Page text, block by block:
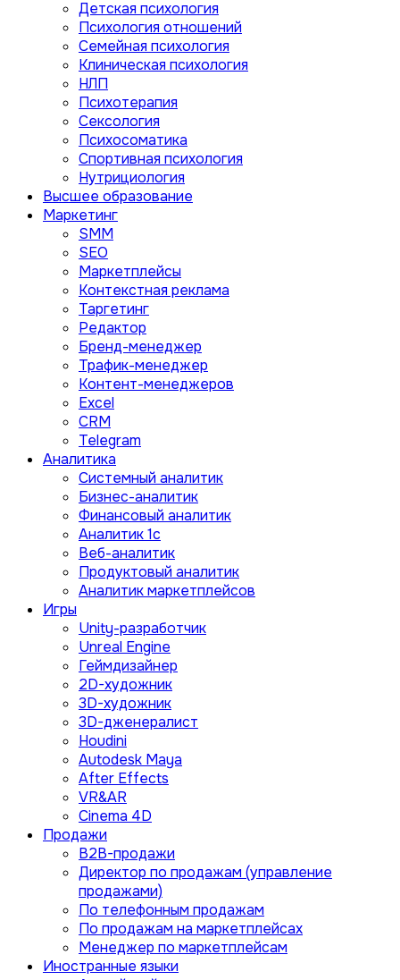
Детская психология
Психология отношений
Семейная психология
Клиническая психология
НЛП
Психотерапия
Сексология
Психосоматика
Спортивная психология
Нутрициология
Высшее образование
Маркетинг
SMM
SEO
Маркетплейсы
Контекстная реклама
Таргетинг
Редактор
Бренд-менеджер
Трафик-менеджер
Контент-менеджеров
Excel
CRM
Telegram
Аналитика
Системный аналитик
Бизнес-аналитик
Финансовый аналитик
Aналитик 1с
Веб-аналитик
Продуктовый аналитик
Аналитик маркетплейсов
Игры
Unity-разработчик
Unreal Engine
Геймдизайнер
2D-художник
3D-художник
3D-дженералист
Houdini
Autodesk Maya
After Effects
VR&AR
Cinema 4D
Продажи
B2B-продажи
Директор по продажам (управление
продажами)
По телефонным продажам
По продажам на маркетплейсах
Менеджер по маркетплейсам
Иностранные языки